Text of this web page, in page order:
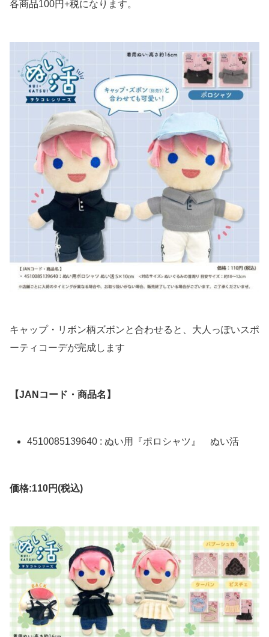
各商品100円+税になります。
キャップ・リボン柄ズボンと合わせると、大人っぽいスポ
ーティコーデが完成します
【JANコード・商品名】
4510085139640 : ぬい用『ポロシャツ』 ぬい活
価格:110円(税込)